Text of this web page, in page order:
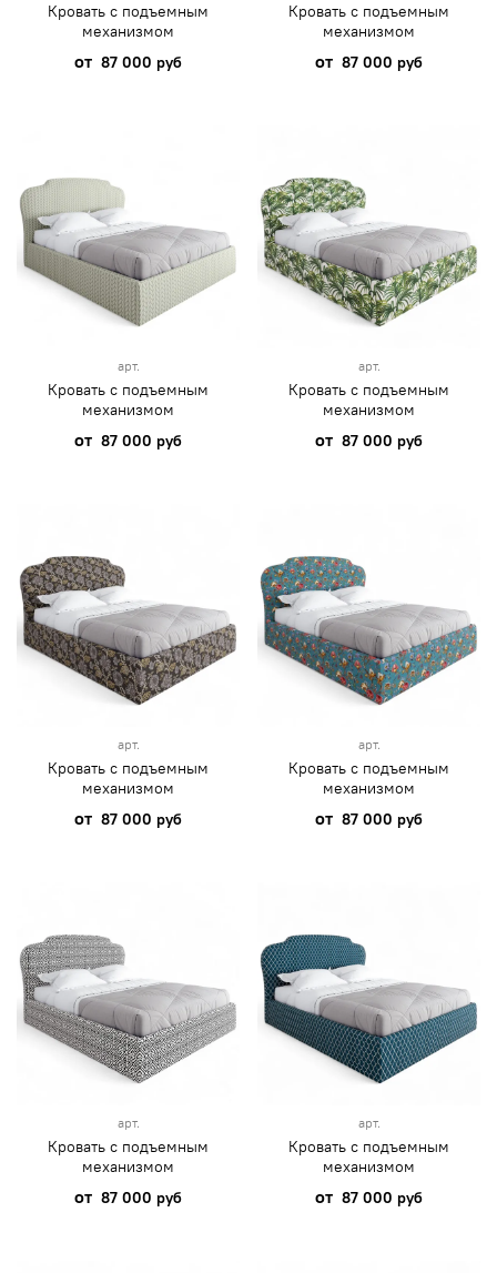
Кровать с подъемным
механизмом
от 87 000 руб
Кровать с подъемным
механизмом
от 87 000 руб
арт.
Кровать с подъемным
механизмом
от 87 000 руб
арт.
Кровать с подъемным
механизмом
от 87 000 руб
арт.
Кровать с подъемным
механизмом
от 87 000 руб
арт.
Кровать с подъемным
механизмом
от 87 000 руб
арт.
Кровать с подъемным
механизмом
от 87 000 руб
арт.
Кровать с подъемным
механизмом
от 87 000 руб